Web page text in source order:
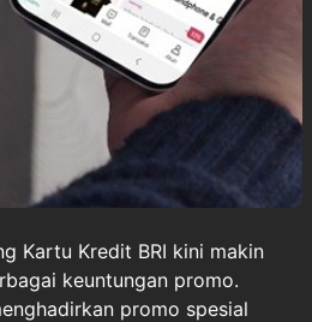
Kartu Kredit BRI kini makin
keuntungan promo.
promo spesial